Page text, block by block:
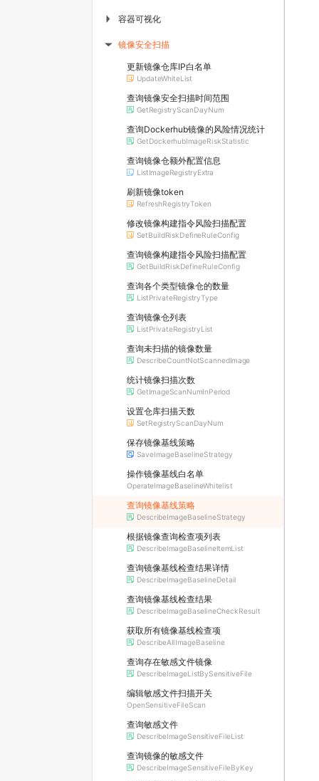
▶ 容器可视化
▶ 镜像安全扫描
更新镜像仓库IP白名单
UpdateWhiteList
查询镜像安全扫描时间范围
GetRegistryScanDayNum
查询Dockerhub镜像的风险情况统计
GetDockerhubImageRiskStatistic
查询镜像仓额外配置信息
ListImageRegistryExtra
刷新镜像token
RefreshRegistryToken
修改镜像构建指令风险扫描配置
SetBuildRiskDefineRuleConfig
查询镜像构建指令风险扫描配置
GetBuildRiskDefineRuleConfig
查询各个类型镜像仓的数量
ListPrivateRegistryType
查询镜像仓列表
ListPrivateRegistryList
查询未扫描的镜像数量
DescribeCountNotScannedImage
统计镜像扫描次数
GetImageScanNumInPeriod
设置仓库扫描天数
SetRegistryScanDayNum
保存镜像基线策略
SaveImageBaselineStrategy
操作镜像基线白名单
OperateImageBaselineWhitelist
查询镜像基线策略
DescribeImageBaselineStrategy
根据镜像查询检查项列表
DescribeImageBaselineItemList
查询镜像基线检查结果详情
DescribeImageBaselineDetail
查询镜像基线检查结果
DescribeImageBaselineCheckResult
获取所有镜像基线检查项
DescribeAllImageBaseline
查询存在敏感文件镜像
DescribeImageListBySensitiveFile
编辑敏感文件扫描开关
OpenSensitiveFileScan
查询敏感文件
DescribeImageSensitiveFileList
查询镜像的敏感文件
DescribeImageSensitiveFileByKey